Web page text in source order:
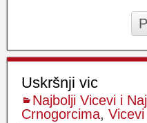
Uskršnji vic
Najbolji Vicevi i
Crnogorcima,